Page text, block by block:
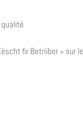
fir Betriiber » sur